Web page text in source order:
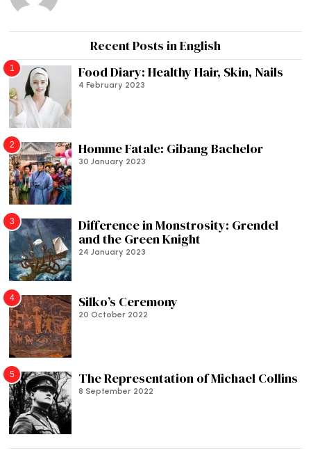
Recent Posts in English
1 Food Diary: Healthy Hair, Skin, Nails
4 February 2023
2 Homme Fatale: Gibang Bachelor
30 January 2023
3
Difference in Monstrosity: Grendel
and the Green Knight
24 January 2023
4 Silko’s Ceremony
20 October 2022
5 The Representation of Michael Collins
8 September 2022